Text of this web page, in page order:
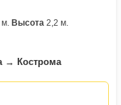
м. Высота 2,2 м.
→ Кострома